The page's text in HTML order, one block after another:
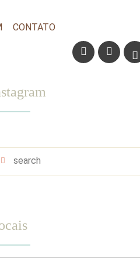
CONTATO